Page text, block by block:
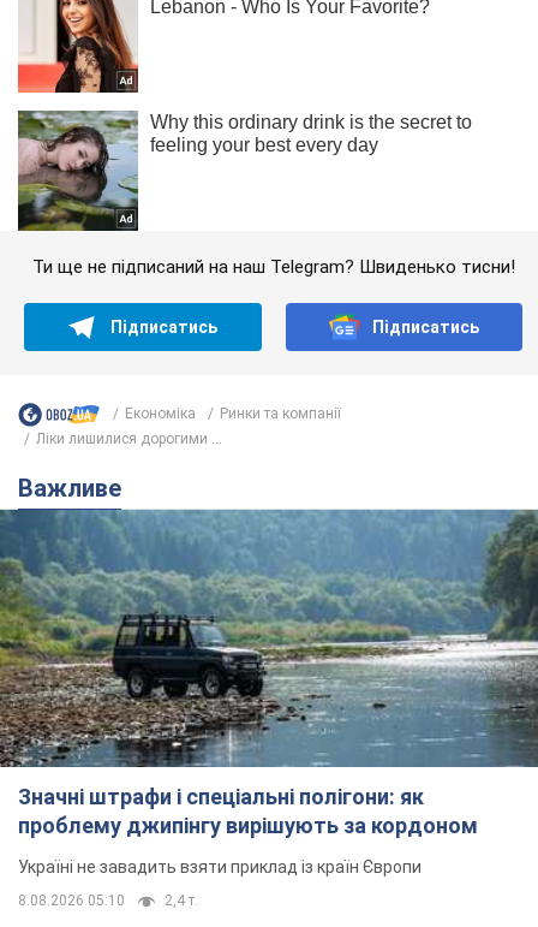
Ти ще не підписаний на наш Telegram? Швиденько тисни!
Підписатись Підписатись
Економіка
Ринки та компанії
Ліки лишилися дорогими ...
Важливе
Значні штрафи і спеціальні полігони: як
проблему джипінгу вирішують за кордоном
Україні не завадить взяти приклад із країн Європи
8.08.2026 05:10 2,4 т.